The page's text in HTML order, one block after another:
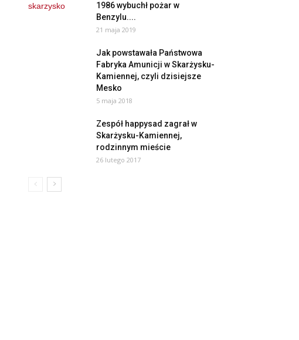
1986 wybuchł pożar w
Benzylu....
21 maja 2019
Jak powstawała Państwowa
Fabryka Amunicji w Skarżysku-
Kamiennej, czyli dzisiejsze
Mesko
5 maja 2018
Zespół happysad zagrał w
Skarżysku-Kamiennej,
rodzinnym mieście
26 lutego 2017